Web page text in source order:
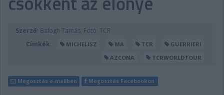
DIGITÁLIS MAGAZIN
PONTÁLLÁSOK
Szerző: Balogh Tamás; Fotó: TCR
Címkék:
MICHELISZ MA TCR
GUERRIERI
AZCONA
TCRWORLDTOUR
Megosztás e-mailben Megosztás Facebookon